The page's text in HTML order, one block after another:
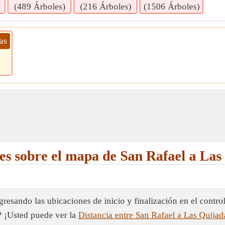
(489 Árboles)
(216 Árboles)
(1506 Árboles)
sobre el mapa de San Rafael a
las ubicaciones de inicio y finalización en el
puede ver la Distancia entre San Rafael a Las